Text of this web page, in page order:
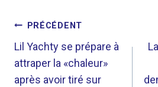
NAVIGATION
DE
L’ARTICLE
PRÉCÉDENT
Lil Yachty se prépare à
attraper la «chaleur»
après avoir tiré sur